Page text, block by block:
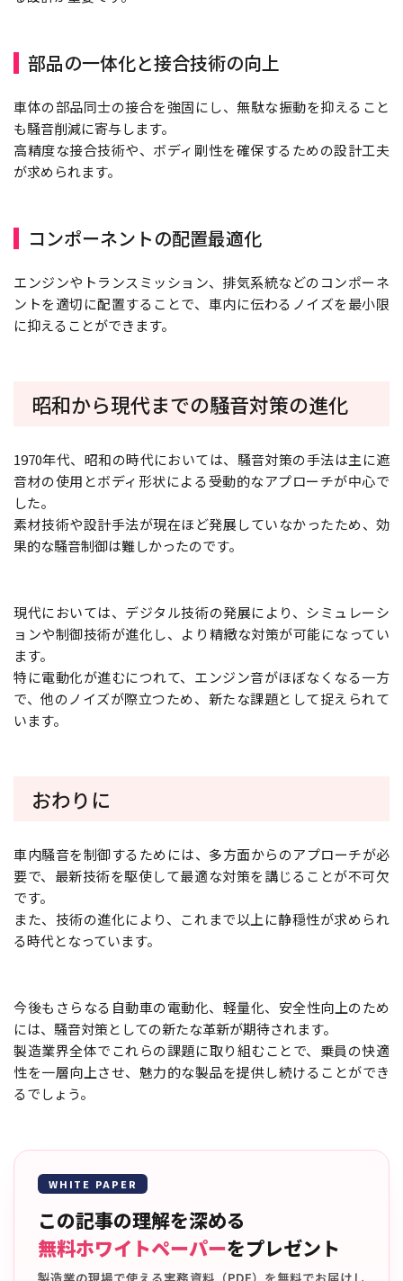
部品の一体化と接合技術の向上
車体の部品同士の接合を強固にし、無駄な振動を抑えること
も騒音削減に寄与します。
高精度な接合技術や、ボディ剛性を確保するための設計工夫
が求められます。
コンポーネントの配置最適化
エンジンやトランスミッション、排気系統などのコンポーネ
ントを適切に配置することで、車内に伝わるノイズを最小限
に抑えることができます。
昭和から現代までの騒音対策の進化
1970年代、昭和の時代においては、騒音対策の手法は主に遮
音材の使用とボディ形状による受動的なアプローチが中心で
した。
素材技術や設計手法が現在ほど発展していなかったため、効
果的な騒音制御は難しかったのです。
現代においては、デジタル技術の発展により、シミュレーシ
ョンや制御技術が進化し、より精緻な対策が可能になってい
ます。
特に電動化が進むにつれて、エンジン音がほぼなくなる一方
で、他のノイズが際立つため、新たな課題として捉えられて
います。
おわりに
車内騒音を制御するためには、多方面からのアプローチが必
要で、最新技術を駆使して最適な対策を講じることが不可欠
です。
また、技術の進化により、これまで以上に静穏性が求められ
る時代となっています。
今後もさらなる自動車の電動化、軽量化、安全性向上のため
には、騒音対策としての新たな革新が期待されます。
製造業界全体でこれらの課題に取り組むことで、乗員の快適
性を一層向上させ、魅力的な製品を提供し続けることができ
るでしょう。
WHITE PAPER
この記事の理解を深める
無料ホワイトペーパーをプレゼント
製造業の現場で使える実務資料（PDF）を無料でお届けし